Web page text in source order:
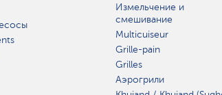
Измельчение и
смешивание
Multicuiseur
Grille-pain
Grilles
Аэрогрили